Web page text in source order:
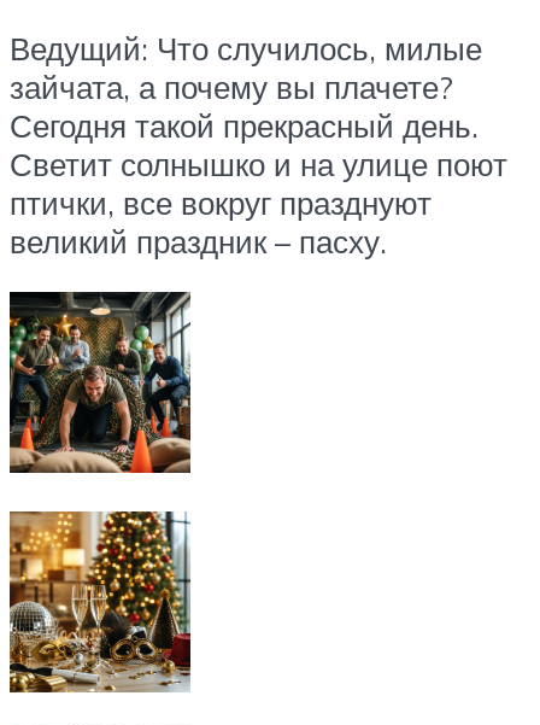
Ведущий: Что случилось, милые
зайчата, а почему вы плачете?
Сегодня такой прекрасный день.
Светит солнышко и на улице поют
птички, все вокруг празднуют
великий праздник – пасху.